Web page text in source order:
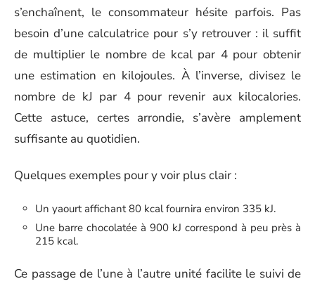
s’enchaînent, le consommateur hésite parfois. Pas
besoin d’une calculatrice pour s’y retrouver : il suffit
de multiplier le nombre de kcal par 4 pour obtenir
une estimation en kilojoules. À l’inverse, divisez le
nombre de kJ par 4 pour revenir aux kilocalories.
Cette astuce, certes arrondie, s’avère amplement
suffisante au quotidien.
Quelques exemples pour y voir plus clair :
Un yaourt affichant 80 kcal fournira environ 335 kJ.
Une barre chocolatée à 900 kJ correspond à peu près à
215 kcal.
Ce passage de l’une à l’autre unité facilite le suivi de